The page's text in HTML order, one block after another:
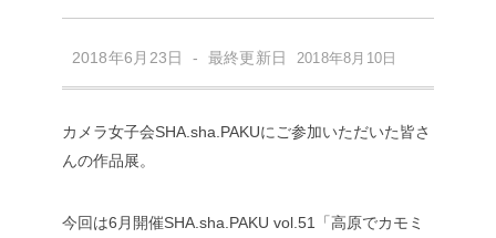
2018年6月23日 - 最終更新日 2018年8月10日
カメラ女子会SHA.sha.PAKUにご参加いただいた皆さ
んの作品展。
今回は6月開催SHA.sha.PAKU vol.51「高原でカモミ